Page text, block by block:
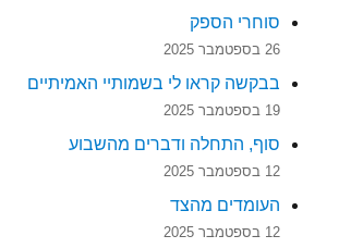
סוחרי הספק
26 בספטמבר 2025
בבקשה קראו לי בשמותיי האמיתיים
19 בספטמבר 2025
סוף, התחלה ודברים מהשבוע
12 בספטמבר 2025
העומדים מהצד
12 בספטמבר 2025